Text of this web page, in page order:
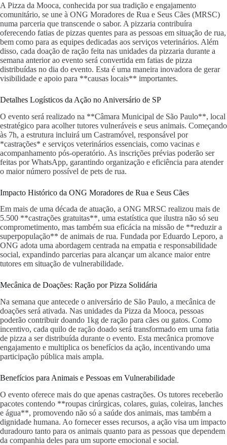
A Pizza da Mooca, conhecida por sua tradição e engajamento
comunitário, se une à ONG Moradores de Rua e Seus Cães (MRSC)
numa parceria que transcende o sabor. A pizzaria contribuíra
oferecendo fatias de pizzas quentes para as pessoas em situação de rua,
bem como para as equipes dedicadas aos serviços veterinários. Além
disso, cada doação de ração feita nas unidades da pizzaria durante a
semana anterior ao evento será convertida em fatias de pizza
distribuídas no dia do evento. Esta é uma maneira inovadora de gerar
visibilidade e apoio para **causas locais** importantes.
Detalhes Logísticos da Ação no Aniversário de SP
O evento será realizado na **Câmara Municipal de São Paulo**, local
estratégico para acolher tutores vulneráveis e seus animais. Começando
às 7h, a estrutura incluirá um Castramóvel, responsável por
*castrações* e serviços veterinários essenciais, como vacinas e
acompanhamento pós-operatório. As inscrições prévias poderão ser
feitas por WhatsApp, garantindo organização e eficiência para atender
o maior número possível de pets de rua.
Impacto Histórico da ONG Moradores de Rua e Seus Cães
Em mais de uma década de atuação, a ONG MRSC realizou mais de
5.500 **castrações gratuitas**, uma estatística que ilustra não só seu
comprometimento, mas também sua eficácia na missão de **reduzir a
superpopulação** de animais de rua. Fundada por Eduardo Leporo, a
ONG adota uma abordagem centrada na empatia e responsabilidade
social, expandindo parcerias para alcançar um alcance maior entre
tutores em situação de vulnerabilidade.
Mecânica de Doações: Ração por Pizza Solidária
Na semana que antecede o aniversário de São Paulo, a mecânica de
doações será ativada. Nas unidades da Pizza da Mooca, pessoas
poderão contribuir doando 1kg de ração para cães ou gatos. Como
incentivo, cada quilo de ração doado será transformado em uma fatia
de pizza a ser distribuída durante o evento. Esta mecânica promove
engajamento e multiplica os benefícios da ação, incentivando uma
participação pública mais ampla.
Benefícios para Animais e Pessoas em Vulnerabilidade
O evento oferece mais do que apenas castrações. Os tutores receberão
pacotes contendo **roupas cirúrgicas, colares, guias, coleiras, lanches
e água**, promovendo não só a saúde dos animais, mas também a
dignidade humana. Ao fornecer esses recursos, a ação visa um impacto
duradouro tanto para os animais quanto para as pessoas que dependem
da companhia deles para um suporte emocional e social.